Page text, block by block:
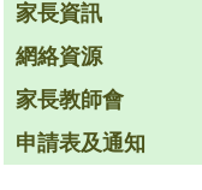
家長資訊
網絡資源
家長教師會
申請表及通知